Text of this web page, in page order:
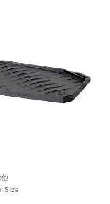
他
Size